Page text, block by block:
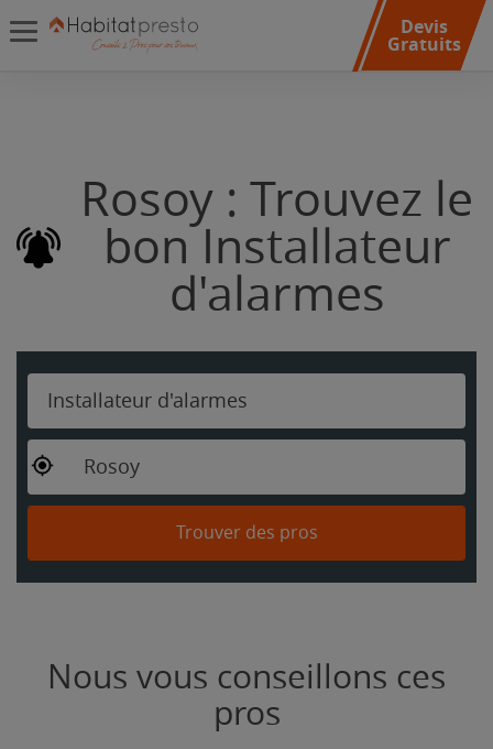
Devis
Gratuits
Rosoy : Trouvez le
bon Installateur
d'alarmes
Installateur d'alarmes
Rosoy
Trouver des pros
Nous vous conseillons ces
pros